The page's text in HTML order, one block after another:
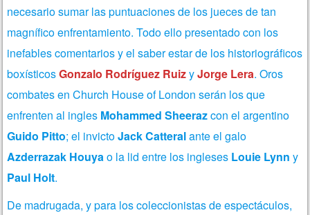
necesario sumar las puntuaciones de los jueces de tan
magnífico enfrentamiento. Todo ello presentado con los
inefables comentarios y el saber estar de los historiográficos
boxísticosGonzalo Rodríguez RuizyJorge Lera. Oros
combates en Church House of London serán los que
enfrenten al ingles Mohammed Sheerazcon el argentino
Guido Pitto; el invictoJack Catteralante el galo
Azderrazak Houyao la lid entre los ingleses Louie Lynn y
Paul Holt.
De madrugada, y para los coleccionistas de espectáculos,